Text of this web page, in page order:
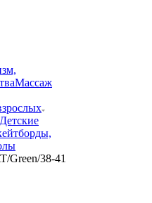
Массаж
Детские
Green/38-41